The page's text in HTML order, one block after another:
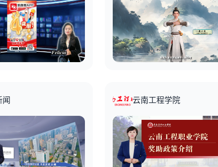
闻 云南工程学院